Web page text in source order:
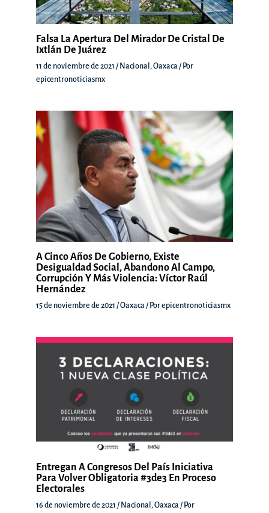
Falsa La Apertura Del Mirador De Cristal De
Ixtlán De Juárez
11 de noviembre de 2021 / Nacional ,Oaxaca / Por
epicentronoticiasmx
A Cinco Años De Gobierno, Existe
Desigualdad Social, Abandono Al Campo,
Corrupción Y Más Violencia: Víctor Raúl
Hernández
15 de noviembre de 2021 /Oaxaca / Porepicentronoticiasmx
Entregan A Congresos Del País Iniciativa
Para Volver Obligatoria #3de3 En Proceso
Electorales
16 de noviembre de 2021 / Nacional , Oaxaca / Por